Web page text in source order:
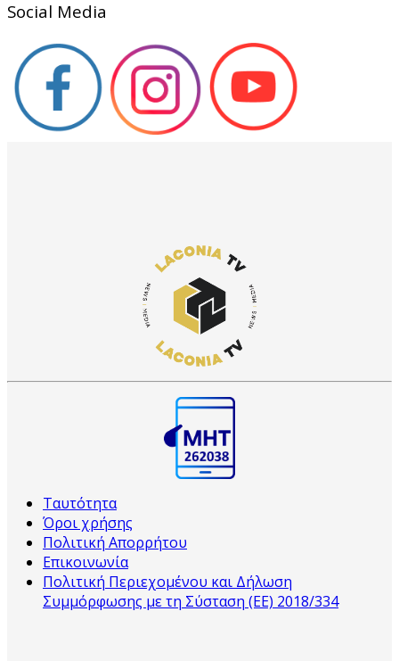
Social Media
Ταυτότητα
Όροι χρήσης
Πολιτική Απορρήτου
Επικοινωνία
Πολιτική Περιεχομένου και Δήλωση
Συμμόρφωσης με τη Σύσταση (ΕΕ) 2018/334